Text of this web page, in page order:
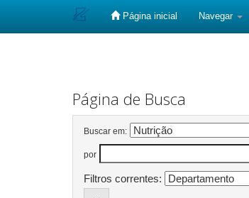
Página inicial Navegar
Página de Busca
Buscar em:
por
Filtros correntes: